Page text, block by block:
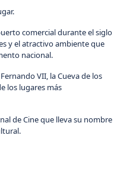
comercial durante el siglo
y el atractivo ambiente que
nacional.
VII, la Cueva de los
los lugares más
de Cine que lleva su nombre